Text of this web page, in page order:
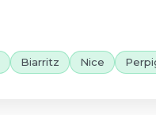
Biarritz Nice